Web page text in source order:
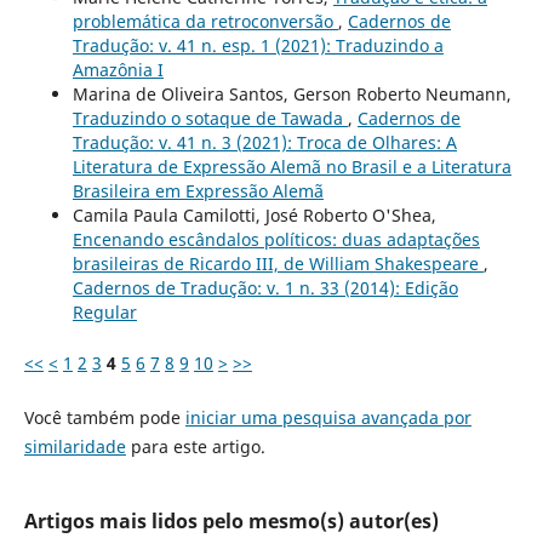
problemática da retroconversão , Cadernos de
Tradução: v. 41 n. esp. 1 (2021): Traduzindo a
Amazônia I
Marina de Oliveira Santos, Gerson Roberto Neumann,
Traduzindo o sotaque de Tawada , Cadernos de
Tradução: v. 41 n. 3 (2021): Troca de Olhares: A
Literatura de Expressão Alemã no Brasil e a Literatura
Brasileira em Expressão Alemã
Camila Paula Camilotti, José Roberto O'Shea,
Encenando escândalos políticos: duas adaptações
brasileiras de Ricardo III, de William Shakespeare ,
Cadernos de Tradução: v. 1 n. 33 (2014): Edição
Regular
<< < 1 2 3 4 5 6 7 8 9 10 > >>
Você também pode iniciar uma pesquisa avançada por
similaridadepara este artigo.
Artigos mais lidos pelo mesmo(s) autor(es)